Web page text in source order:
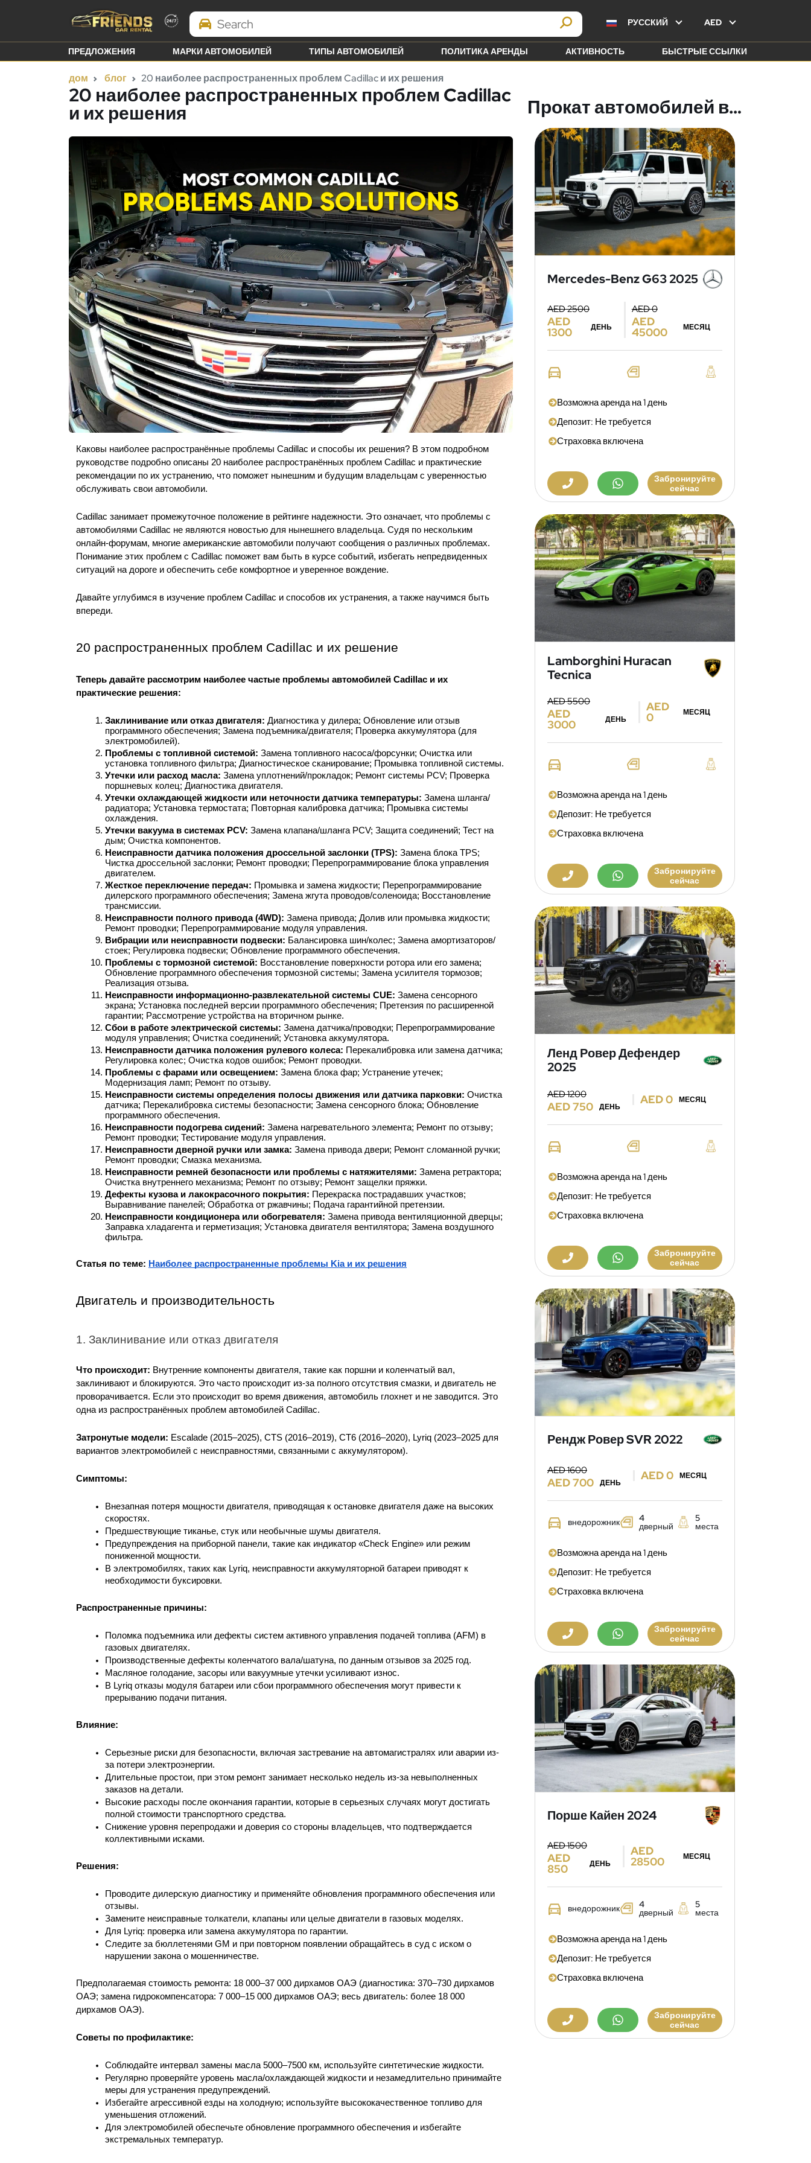
Search Brands РУССКИЙ AED
ПРЕДЛОЖЕНИЯ МАРКИ АВТОМОБИЛЕЙ ТИПЫ АВТОМОБИЛЕЙ ПОЛИТИКА АРЕНДЫ АКТИВНОСТЬ БЫСТРЫЕ ССЫЛКИ
дом блог 20 наиболее распространенных проблем Cadillac и их решения
20 наиболее распространенных проблем Cadillac
и их решения
Каковы наиболее распространённые проблемы Cadillac и способы их решения? В этом подробном
руководстве подробно описаны 20 наиболее распространённых проблем Cadillac и практические
рекомендации по их устранению, что поможет нынешним и будущим владельцам с уверенностью
обслуживать свои автомобили.
Cadillac занимает промежуточное положение в рейтинге надежности. Это означает, что проблемы с
автомобилями Cadillac не являются новостью для нынешнего владельца. Судя по нескольким
онлайн-форумам, многие американские автомобили получают сообщения о различных проблемах.
Понимание этих проблем с Cadillac поможет вам быть в курсе событий, избегать непредвиденных
ситуаций на дороге и обеспечить себе комфортное и уверенное вождение.
Давайте углубимся в изучение проблем Cadillac и способов их устранения, а также научимся быть
впереди.
20 распространенных проблем Cadillac и их решение
Теперь давайте рассмотрим наиболее частые проблемы автомобилей Cadillac и их
практические решения:
Заклинивание или отказ двигателя: Диагностика у дилера; Обновление или отзыв
программного обеспечения; Замена подъемника/двигателя; Проверка аккумулятора (для
электромобилей).
Проблемы с топливной системой: Замена топливного насоса/форсунки; Очистка или
установка топливного фильтра; Диагностическое сканирование; Промывка топливной системы.
Утечки или расход масла: Замена уплотнений/прокладок; Ремонт системы PCV; Проверка
поршневых колец; Диагностика двигателя.
Утечки охлаждающей жидкости или неточности датчика температуры: Замена шланга/
радиатора; Установка термостата; Повторная калибровка датчика; Промывка системы
охлаждения.
Утечки вакуума в системах PCV: Замена клапана/шланга PCV; Защита соединений; Тест на
дым; Очистка компонентов.
Неисправности датчика положения дроссельной заслонки (TPS): Замена блока TPS;
Чистка дроссельной заслонки; Ремонт проводки; Перепрограммирование блока управления
двигателем.
Жесткое переключение передач: Промывка и замена жидкости; Перепрограммирование
дилерского программного обеспечения; Замена жгута проводов/соленоида; Восстановление
трансмиссии.
Неисправности полного привода (4WD): Замена привода; Долив или промывка жидкости;
Ремонт проводки; Перепрограммирование модуля управления.
Вибрации или неисправности подвески: Балансировка шин/колес; Замена амортизаторов/
стоек; Регулировка подвески; Обновление программного обеспечения.
Проблемы с тормозной системой: Восстановление поверхности ротора или его замена;
Обновление программного обеспечения тормозной системы; Замена усилителя тормозов;
Реализация отзыва.
Неисправности информационно-развлекательной системы CUE: Замена сенсорного
экрана; Установка последней версии программного обеспечения; Претензия по расширенной
гарантии; Рассмотрение устройства на вторичном рынке.
Сбои в работе электрической системы: Замена датчика/проводки; Перепрограммирование
модуля управления; Очистка соединений; Установка аккумулятора.
Неисправности датчика положения рулевого колеса: Перекалибровка или замена датчика;
Регулировка колес; Очистка кодов ошибок; Ремонт проводки.
Проблемы с фарами или освещением: Замена блока фар; Устранение утечек;
Модернизация ламп; Ремонт по отзыву.
Неисправности системы определения полосы движения или датчика парковки: Очистка
датчика; Перекалибровка системы безопасности; Замена сенсорного блока; Обновление
программного обеспечения.
Неисправности подогрева сидений: Замена нагревательного элемента; Ремонт по отзыву;
Ремонт проводки; Тестирование модуля управления.
Неисправности дверной ручки или замка: Замена привода двери; Ремонт сломанной ручки;
Ремонт проводки; Смазка механизма.
Неисправности ремней безопасности или проблемы с натяжителями: Замена ретрактора;
Очистка внутреннего механизма; Ремонт по отзыву; Ремонт защелки пряжки.
Дефекты кузова и лакокрасочного покрытия: Перекраска пострадавших участков;
Выравнивание панелей; Обработка от ржавчины; Подача гарантийной претензии.
Неисправности кондиционера или обогревателя: Замена привода вентиляционной дверцы;
Заправка хладагента и герметизация; Установка двигателя вентилятора; Замена воздушного
фильтра.
Статья по теме: Наиболее распространенные проблемы Kia и их решения
Двигатель и производительность
1. Заклинивание или отказ двигателя
Что происходит: Внутренние компоненты двигателя, такие как поршни и коленчатый вал,
заклинивают и блокируются. Это часто происходит из-за полного отсутствия смазки, и двигатель не
проворачивается. Если это происходит во время движения, автомобиль глохнет и не заводится. Это
одна из распространённых проблем автомобилей Cadillac.
Затронутые модели: Escalade (2015–2025), CTS (2016–2019), CT6 (2016–2020), Lyriq (2023–2025 для
вариантов электромобилей с неисправностями, связанными с аккумулятором).
Симптомы:
Внезапная потеря мощности двигателя, приводящая к остановке двигателя даже на высоких
скоростях.
Предшествующие тиканье, стук или необычные шумы двигателя.
Предупреждения на приборной панели, такие как индикатор «Check Engine» или режим
пониженной мощности.
В электромобилях, таких как Lyriq, неисправности аккумуляторной батареи приводят к
необходимости буксировки.
Распространенные причины:
Поломка подъемника или дефекты систем активного управления подачей топлива (AFM) в
газовых двигателях.
Производственные дефекты коленчатого вала/шатуна, по данным отзывов за 2025 год.
Масляное голодание, засоры или вакуумные утечки усиливают износ.
В Lyriq отказы модуля батареи или сбои программного обеспечения могут привести к
прерыванию подачи питания.
Влияние:
Серьезные риски для безопасности, включая застревание на автомагистралях или аварии из-
за потери электроэнергии.
Длительные простои, при этом ремонт занимает несколько недель из-за невыполненных
заказов на детали.
Высокие расходы после окончания гарантии, которые в серьезных случаях могут достигать
полной стоимости транспортного средства.
Снижение уровня перепродажи и доверия со стороны владельцев, что подтверждается
коллективными исками.
Решения:
Проводите дилерскую диагностику и применяйте обновления программного обеспечения или
отзывы.
Замените неисправные толкатели, клапаны или целые двигатели в газовых моделях.
Для Lyriq: проверка или замена аккумулятора по гарантии.
Следите за бюллетенями GM и при повторном появлении обращайтесь в суд с иском о
нарушении закона о мошенничестве.
Предполагаемая стоимость ремонта: 18 000–37 000 дирхамов ОАЭ (диагностика: 370–730 дирхамов
ОАЭ; замена гидрокомпенсатора: 7 000–15 000 дирхамов ОАЭ; весь двигатель: более 18 000
дирхамов ОАЭ).
Советы по профилактике:
Соблюдайте интервал замены масла 5000–7500 км, используйте синтетические жидкости.
Регулярно проверяйте уровень масла/охлаждающей жидкости и незамедлительно принимайте
меры для устранения предупреждений.
Избегайте агрессивной езды на холодную; используйте высококачественное топливо для
уменьшения отложений.
Для электромобилей обеспечьте обновление программного обеспечения и избегайте
экстремальных температур.
Прокат автомобилей в Дубае
Mercedes-Benz G63 2025
AED 2500
AED
1300 ДЕНЬ
AED 0
AED
45000 МЕСЯЦ
Возможна аренда на 1 день
Депозит: Не требуется
Страховка включена
Забронируйте
сейчас
Lamborghini Huracan
Tecnica
AED 5500
AED
3000 ДЕНЬ
AED
0 МЕСЯЦ
Возможна аренда на 1 день
Депозит: Не требуется
Страховка включена
Забронируйте
сейчас
Ленд Ровер Дефендер
2025
AED 1200
AED 750 ДЕНЬ
AED 0 МЕСЯЦ
Возможна аренда на 1 день
Депозит: Не требуется
Страховка включена
Забронируйте
сейчас
Рендж Ровер SVR 2022
AED 1600
AED 700 ДЕНЬ
AED 0 МЕСЯЦ
внедорожник 4
дверный
5
места
Возможна аренда на 1 день
Депозит: Не требуется
Страховка включена
Забронируйте
сейчас
Порше Кайен 2024
AED 1500
AED
850 ДЕНЬ
AED
28500 МЕСЯЦ
внедорожник 4
дверный
5
места
Возможна аренда на 1 день
Депозит: Не требуется
Страховка включена
Забронируйте
сейчас